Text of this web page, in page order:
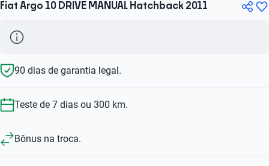
Fiat Argo 10 DRIVE MANUAL Hatchback 2011
90 dias de garantia legal.
Teste de 7 dias ou 300 km.
Bônus na troca.